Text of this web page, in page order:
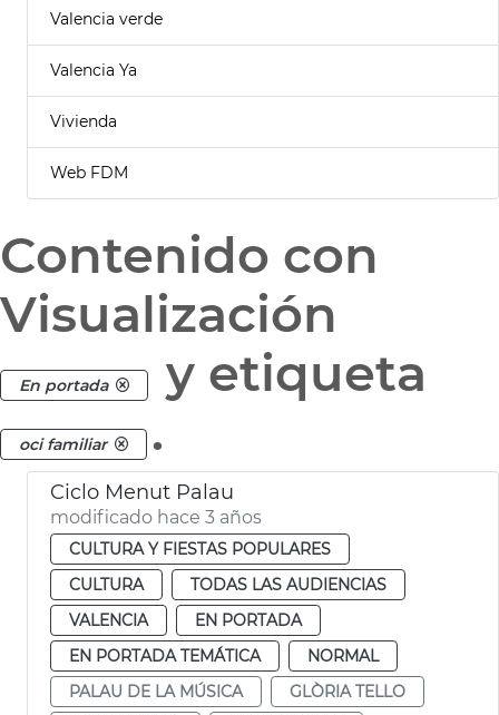
Valencia verde
Valencia Ya
Vivienda
Web FDM
Contenido con
Visualización
En portada y etiqueta
oci familiar .
Ciclo Menut Palau
modificado hace 3 años
CULTURA Y FIESTAS POPULARES
CULTURA
TODAS LAS AUDIENCIAS
VALENCIA
EN PORTADA
EN PORTADA TEMÁTICA
NORMAL
PALAU DE LA MÚSICA
GLÒRIA TELLO